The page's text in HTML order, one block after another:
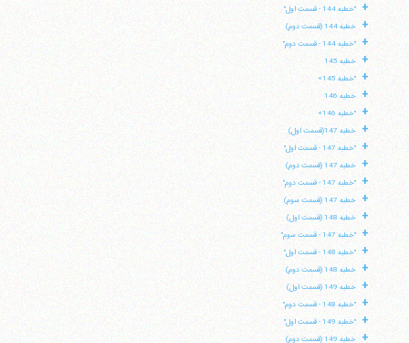
+ "خطبه 144 - قسمت اول"
+ خطبه 144 (قسمت دوم)
+ "خطبه 144 - قسمت دوم"
+ خطبه 145
+ "خطبه 145»
+ خطبه 146
+ "خطبه 146»
+ خطبه 147(قسمت اول)
+ "خطبه 147 - قسمت اول"
+ خطبه 147 (قسمت دوم)
+ "خطبه 147 - قسمت دوم"
+ خطبه 147 (قسمت سوم)
+ خطبه 148 (قسمت اول)
+ "خطبه 147 - قسمت سوم"
+ "خطبه 148 - قسمت اول"
+ خطبه 148 (قسمت دوم)
+ خطبه 149 (قسمت اول)
+ "خطبه 148 - قسمت دوم"
+ "خطبه 149 - قسمت اول"
+ خطبه 149 (قسمت دوم)